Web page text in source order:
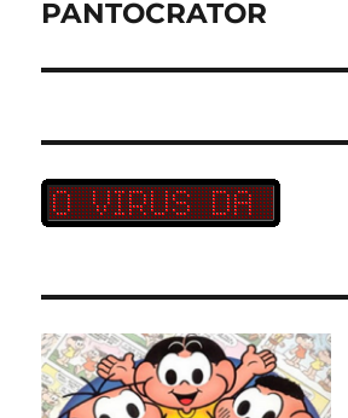
post:
PANTOCRATOR